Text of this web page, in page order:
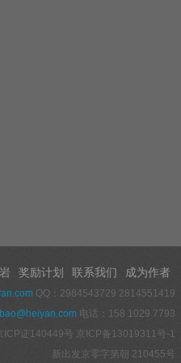
奖励计划 联系我们 成为作者
QQ：2984543729 2814551419
电话：158 1029 7793
ICP证140449号 京ICP备13019311号-1
新出发京零字第朝 210455号